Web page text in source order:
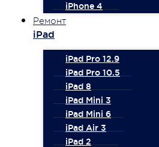
iPhone 4
Ремонт
iPad
iPad Pro 12.9
iPad Pro 10.5
iPad 8
iPad Mini 3
iPad Mini 6
iPad Air 3
iPad 2